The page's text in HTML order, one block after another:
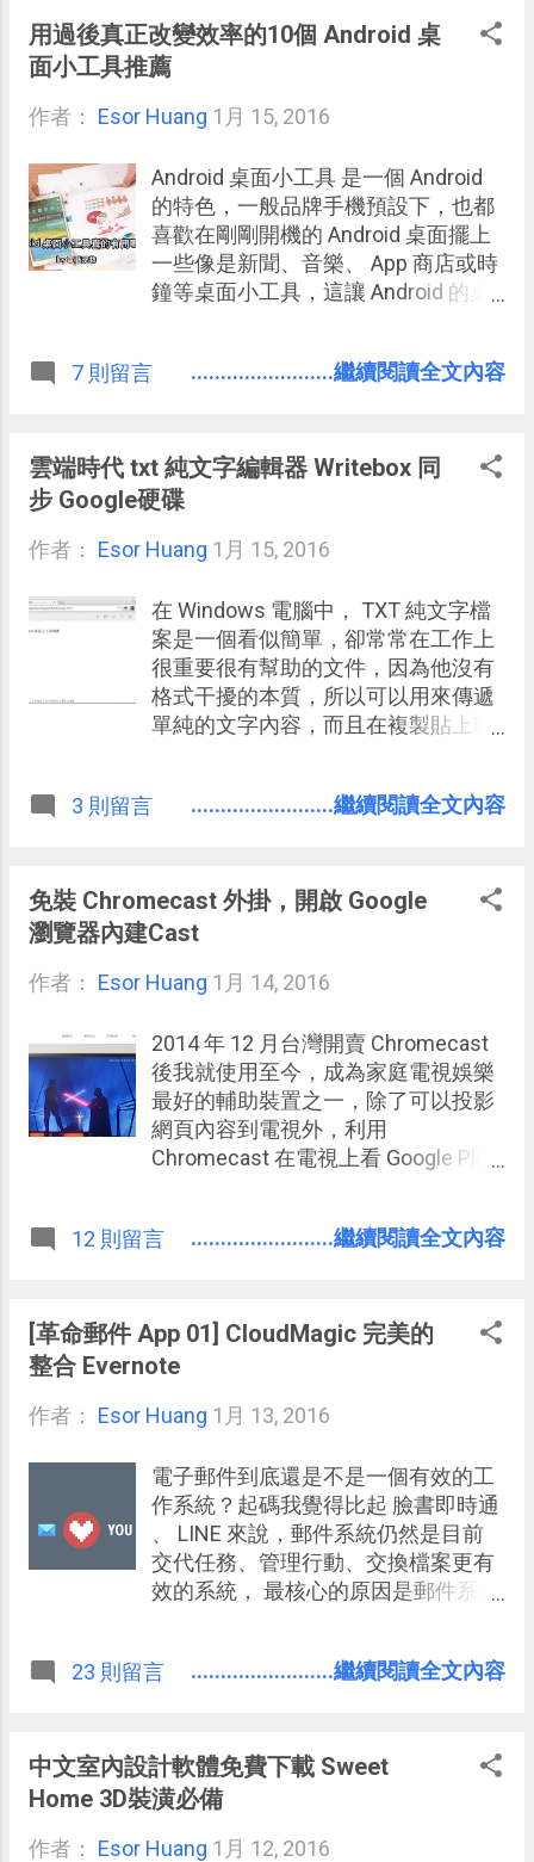
期也介紹了許多線上圖表的繪圖工
具，包含： Draw.io 中文線上製作流
最好用免費線上心智圖軟體教學：簡
Mockplus 免費畫互動 App 與網頁
creately 線上圖表軟體：免費套用數
千資訊圖表範本 夠用才是更好用！
Google 繪圖解決團隊協作圖表需求
有朋友問我會怎麼選擇？還是會繼續
包含流程圖、心智圖，也可以畫網頁
用過後真正改變效率的10個 Android 桌
面小工具推薦
作者： Esor Huang 1月 15, 2016
Android 桌面小工具 是一個 Android
的特色，一般品牌手機預設下，也都
喜歡在剛剛開機的 Android 桌面擺上
一些像是新聞、音樂、 App 商店或時
鐘等桌面小工具，這讓 Android 的桌
友看到會覺得 Android 桌面小工具華
這麼少量的資訊中很難打中使用者的
閱讀需求，那這樣在桌面上輪播新聞
打開來看。 到底 Android 桌面小工具
這還是要回到每個使用者不同的需
求，以及你如何設計自己的桌面行動
流程上。 這沒有標準答案，例如我不
喜歡在桌面擺上的新聞或天氣工具擺
飾，或許某些人覺得對他很有用。而
實際的體驗與邏輯，去分享對自己有
7 則留言 ........................繼續閱讀全文內容
雲端時代 txt 純文字編輯器 Writebox 同
步 Google硬碟
作者： Esor Huang 1月 15, 2016
在 Windows 電腦中， TXT 純文字檔
案是一個看似簡單，卻常常在工作上
很重要很有幫助的文件，因為他沒有
格式干擾的本質，所以可以用來傳遞
單純的文字內容，而且在複製貼上時
者也曾經跟我一樣，會用 TXT 檔案來
筆記 。 而今天要來推薦一個雲端時代
的記事本服務： 「 Writebox 」，雲
最簡潔的介面、最單純的文字格式
Google Drive 與 Dropbox 同步編輯
TXT 檔案。 或許你會說， Windows
已經內建了純文字記事本了啊？那麼
起碼「 Writebox 」對使用
Chromebook 的朋友會有幫助，而即
滿足特殊需求的 TXT 純文字編輯器。
3 則留言 ........................繼續閱讀全文內容
免裝 Chromecast 外掛，開啟 Google
瀏覽器內建Cast
作者： Esor Huang 1月 14, 2016
2014 年 12 月台灣開賣 Chromecast
後我就使用至今，成為家庭電視娛樂
最好的輔助裝置之一，除了可以投影
網頁內容到電視外，利用
Chromecast 在電視上看 Google Play
好用，我也將心得整理成：
頁影音，甚至整個電腦畫面內容投影
到電視，之前都必須先安裝 Google
在 Google 準備把 Google Cast 功能直
不需安裝套件，我們就可以開啟內建
的 Chromecast 投影。
12 則留言 ........................繼續閱讀全文內容
[革命郵件 App 01] CloudMagic 完美的
整合 Evernote
作者： Esor Huang 1月 13, 2016
電子郵件到底還是不是一個有效的工
作系統？起碼我覺得比起 臉書即時通
、 LINE 來說，郵件系統仍然是目前
交代任務、管理行動、交換檔案更有
效的系統， 最核心的原因是郵件系統
很重要，如果說郵件的溝通是任務的
要能把相關的溝通資料整合管理。這
時候，郵件系統其實有更多方法可以
很多新的革命性郵件 App 與軟體，正
23 則留言 ........................繼續閱讀全文內容
中文室內設計軟體免費下載 Sweet
Home 3D裝潢必備
作者： Esor Huang 1月 12, 2016